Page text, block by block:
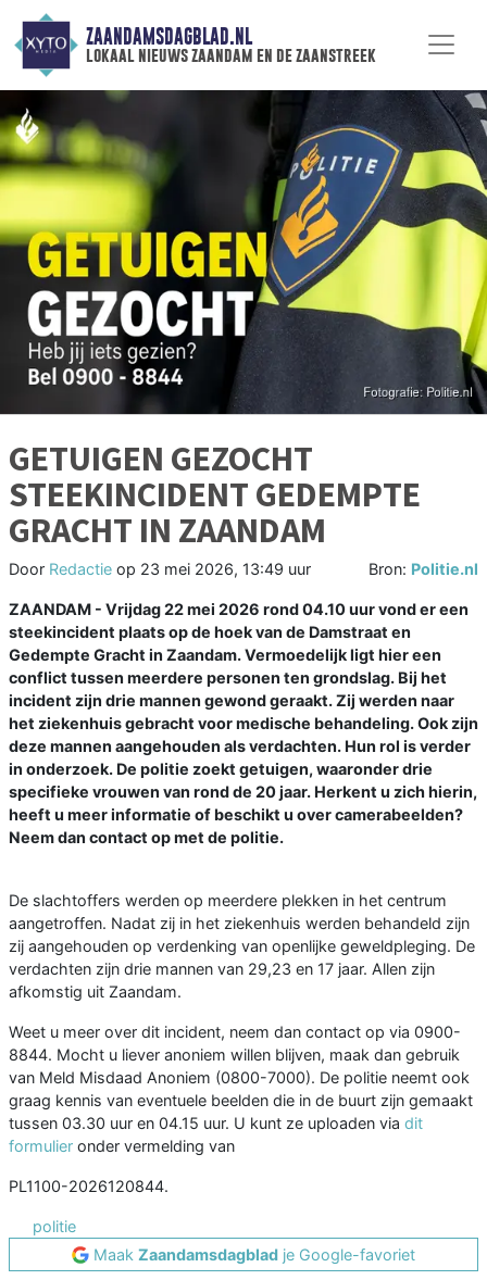
ZAANDAMSDAGBLAD.NL
lokaal nieuws zaandam en de zaanstreek
GETUIGEN GEZOCHT
STEEKINCIDENT GEDEMPTE
GRACHT IN ZAANDAM
Door Redactie op 23 mei 2026, 13:49 uur Bron: Politie.nl
ZAANDAM - Vrijdag 22 mei 2026 rond 04.10 uur vond er een
steekincident plaats op de hoek van de Damstraat en
Gedempte Gracht in Zaandam. Vermoedelijk ligt hier een
conflict tussen meerdere personen ten grondslag. Bij het
incident zijn drie mannen gewond geraakt. Zij werden naar
het ziekenhuis gebracht voor medische behandeling. Ook zijn
deze mannen aangehouden als verdachten. Hun rol is verder
in onderzoek. De politie zoekt getuigen, waaronder drie
specifieke vrouwen van rond de 20 jaar. Herkent u zich hierin,
heeft u meer informatie of beschikt u over camerabeelden?
Neem dan contact op met de politie.
De slachtoffers werden op meerdere plekken in het centrum
aangetroffen. Nadat zij in het ziekenhuis werden behandeld zijn
zij aangehouden op verdenking van openlijke geweldpleging. De
verdachten zijn drie mannen van 29,23 en 17 jaar. Allen zijn
afkomstig uit Zaandam.
Weet u meer over dit incident, neem dan contact op via 0900-
8844. Mocht u liever anoniem willen blijven, maak dan gebruik
van Meld Misdaad Anoniem (0800-7000). De politie neemt ook
graag kennis van eventuele beelden die in de buurt zijn gemaakt
tussen 03.30 uur en 04.15 uur. U kunt ze uploaden via dit
formulier onder vermelding van
PL1100-2026120844.
politie
Maak Zaandamsdagblad je Google-favoriet